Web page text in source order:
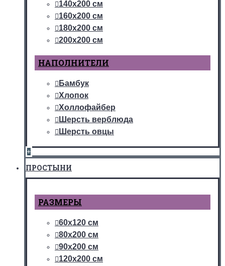
140х200 см
160х200 см
180х200 см
200х200 см
НАПОЛНИТЕЛИ
Бамбук
Хлопок
Холлофайбер
Шерсть верблюда
Шерсть овцы
+
ПРОСТЫНИ
РАЗМЕРЫ
60х120 см
80х200 см
90х200 см
120х200 см